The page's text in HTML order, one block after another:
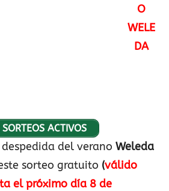
O
WELE
DA
SORTEOS ACTIVOS
del verano Weleda
sorteo gratuito (válido
el próximo día 8 de